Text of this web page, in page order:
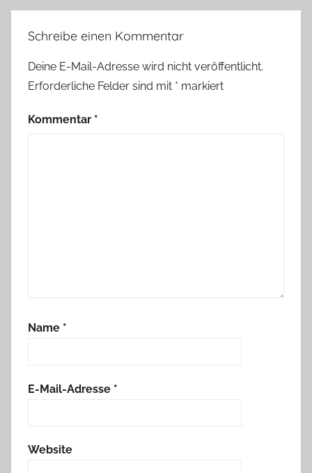
Schreibe einen Kommentar
Deine E-Mail-Adresse wird nicht veröffentlicht.
Erforderliche Felder sind mit * markiert
Kommentar *
Name *
E-Mail-Adresse *
Website